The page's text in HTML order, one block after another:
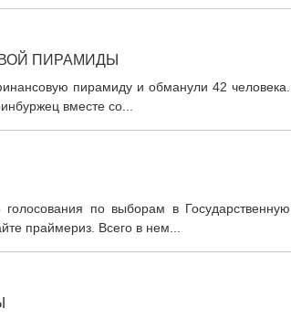
ПИРАМИДЫ
пирамиду и обманули 42 человека.
вместе со...
голосования по выборам в Государственную
праймериз. Всего в нем...